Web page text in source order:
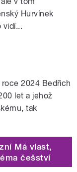
Hurvínek
vidí...
2024 Bedřich
let a jehož
tak
Má vlast,
češství